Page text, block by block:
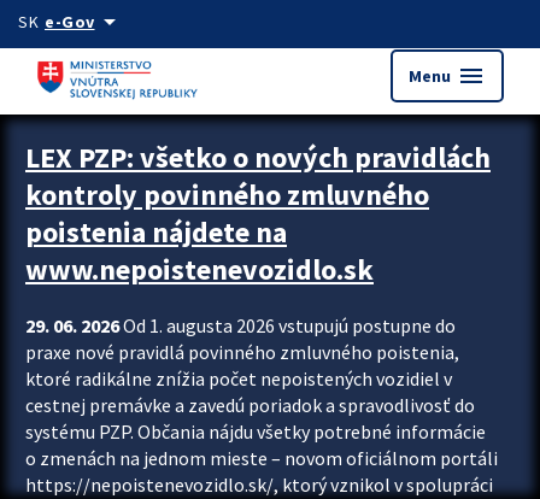
Preskocit na hlavný obsah
SK e-Govarrow_drop_down
Menu menu
Zastavit automatický posun upútavok
LEX PZP: všetko o nových pravidlách
kontroly povinného zmluvného
poistenia nájdete na
www.nepoistenevozidlo.sk
29. 06. 2026Od 1. augusta 2026 vstupujú postupne do
praxe nové pravidlá povinného zmluvného poistenia,
ktoré radikálne znížia počet nepoistených vozidiel v
cestnej premávke a zavedú poriadok a spravodlivosť do
systému PZP. Občania nájdu všetky potrebné informácie
o zmenách na jednom mieste – novom oficiálnom portáli
https://nepoistenevozidlo.sk/, ktorý vznikol v spolupráci